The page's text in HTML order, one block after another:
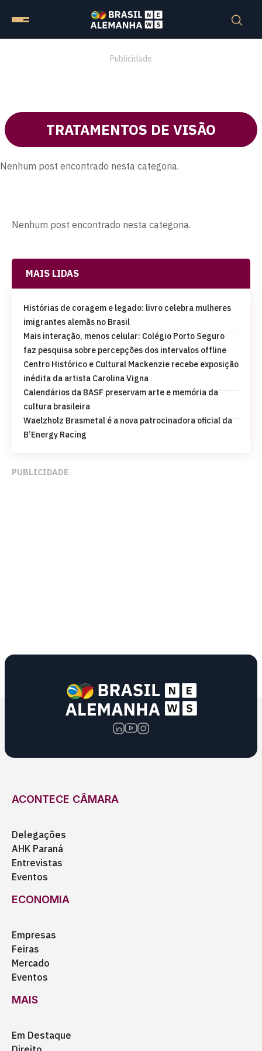
Publicidade
TRATAMENTOS DE VISÃO
Nenhum post encontrado nesta categoria.
Nenhum post encontrado nesta categoria.
MAIS LIDAS
Histórias de coragem e legado: livro celebra mulheres
imigrantes alemãs no Brasil
Mais interação, menos celular: Colégio Porto Seguro
faz pesquisa sobre percepções dos intervalos offline
Centro Histórico e Cultural Mackenzie recebe exposição
inédita da artista Carolina Vigna
Calendários da BASF preservam arte e memória da
cultura brasileira
Waelzholz Brasmetal é a nova patrocinadora oficial da
B’Energy Racing
PUBLICIDADE
ACONTECE CÂMARA
Delegações
AHK Paraná
Entrevistas
Eventos
ECONOMIA
Empresas
Feiras
Mercado
Eventos
MAIS
Em Destaque